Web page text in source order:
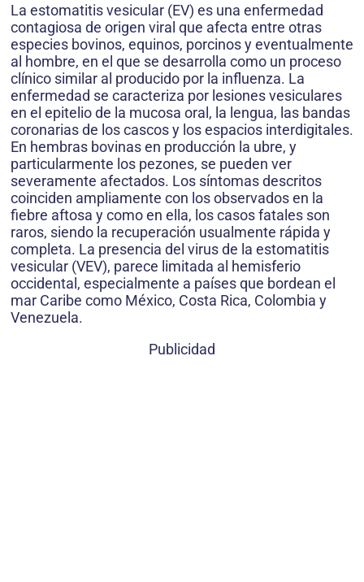
La estomatitis vesicular (EV) es una enfermedad
contagiosa de origen viral que afecta entre otras
especies bovinos, equinos, porcinos y eventualmente
al hombre, en el que se desarrolla como un proceso
clínico similar al producido por la influenza. La
enfermedad se caracteriza por lesiones vesiculares
en el epitelio de la mucosa oral, la lengua, las bandas
coronarias de los cascos y los espacios interdigitales.
En hembras bovinas en producción la ubre, y
particularmente los pezones, se pueden ver
severamente afectados. Los síntomas descritos
coinciden ampliamente con los observados en la
fiebre aftosa y como en ella, los casos fatales son
raros, siendo la recuperación usualmente rápida y
completa. La presencia del virus de la estomatitis
vesicular (VEV), parece limitada al hemisferio
occidental, especialmente a países que bordean el
mar Caribe como México, Costa Rica, Colombia y
Venezuela.
Publicidad